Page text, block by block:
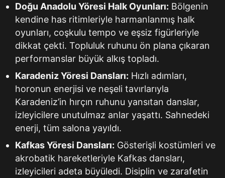
Doğu Anadolu Yöresi Halk Oyunları: Bölgenin
kendine has ritimleriyle harmanlanmış halk
oyunları, coşkulu tempo ve eşsiz figürleriyle
dikkat çekti. Topluluk ruhunu ön plana çıkaran
performanslar büyük alkış topladı.
Karadeniz Yöresi Dansları: Hızlı adımları,
horonun enerjisi ve neşeli tavırlarıyla
Karadeniz’in hırçın ruhunu yansıtan danslar,
izleyicilere unutulmaz anlar yaşattı. Sahnedeki
enerji, tüm salona yayıldı.
Kafkas Yöresi Dansları: Gösterişli kostümleri ve
akrobatik hareketleriyle Kafkas dansları,
izleyicileri adeta büyüledi. Disiplin ve zarafetin